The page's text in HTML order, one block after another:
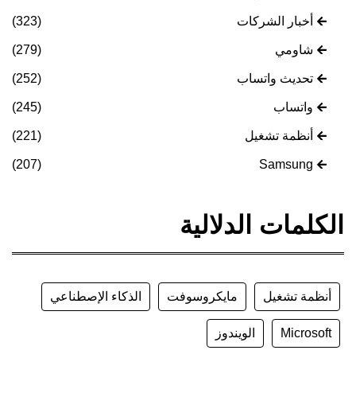
أخبار الشركات (323)
شاومي (279)
تحديث واتساب (252)
واتساب (245)
أنظمة تشغيل (221)
Samsung
(207)
الكلمات الدلالية
أنظمة تشغيل مايكروسوفت الذكاء الإصطناعي
Microsoft الويندوز